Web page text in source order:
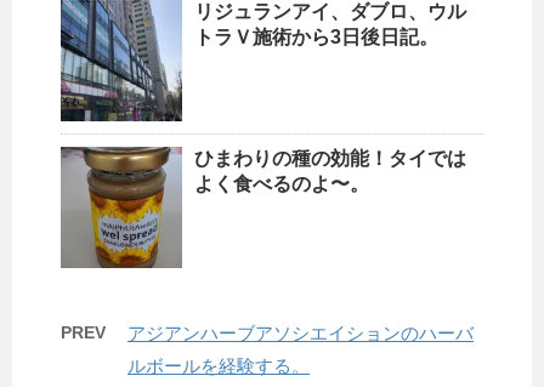
リジュランアイ、ダブロ、ウル
トラＶ施術から3日後日記。
ひまわりの種の効能！タイでは
よく食べるのよ〜。
PREV
アジアンハーブアソシエイションのハーバ
ルボールを経験する。